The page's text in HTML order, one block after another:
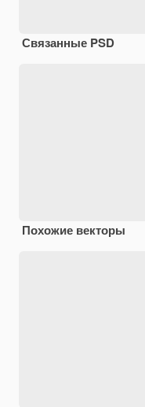
Связанные PSD
Похожие векторы